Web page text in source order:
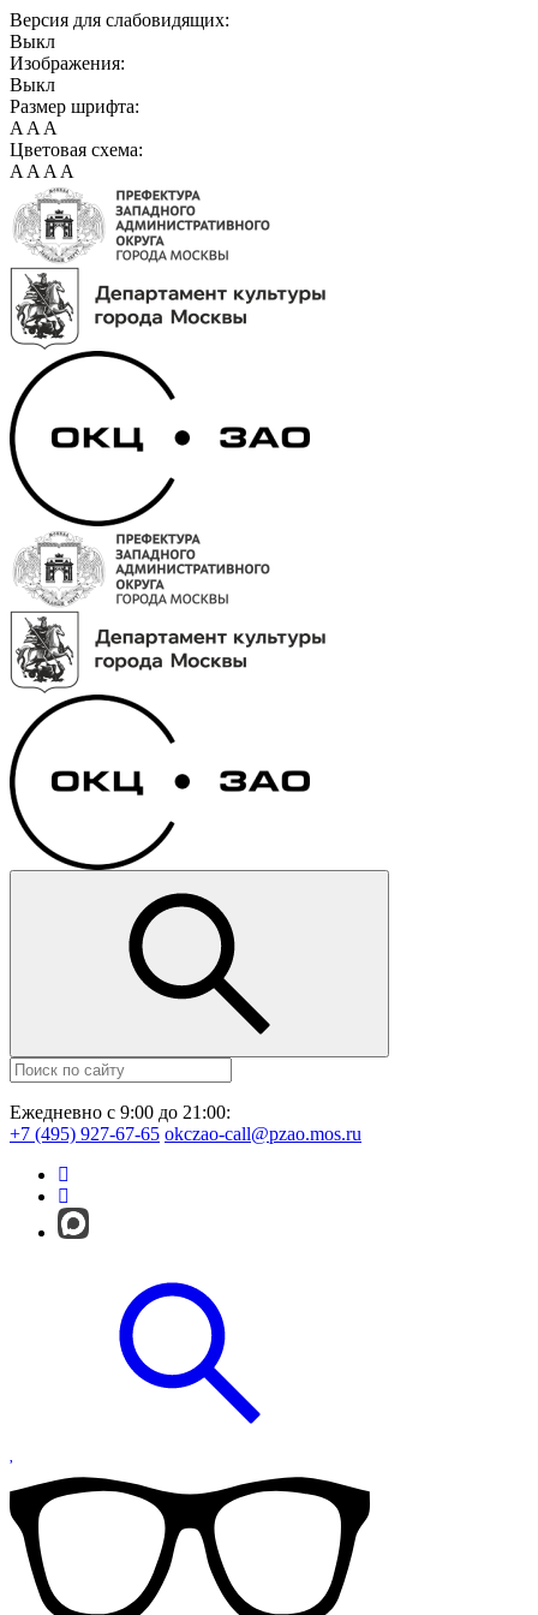
Версия для слабовидящих:
Выкл
Изображения:
Выкл
Размер шрифта:
A A A
Цветовая схема:
A A A A
Ежедневно с 9:00 до 21:00:
+7 (495) 927-67-65 okczao-call@pzao.mos.ru